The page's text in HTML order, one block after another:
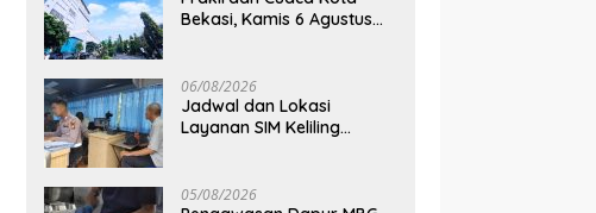
Bekasi, Kamis 6 Agustus
06/08/2026
Jadwal dan Lokasi
Layanan SIM Keliling
05/08/2026